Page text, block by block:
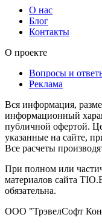
О нас
Блог
Контакты
О проекте
Вопросы и
Реклама
Вся информация,
информационный
публичной офертой.
указанные на сайте,
Все расчеты
При полном или
материалов сайта
обязательна.
ООО "ТрэвелСофт